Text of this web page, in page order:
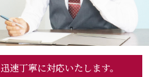
迅速丁寧に対応いたします。